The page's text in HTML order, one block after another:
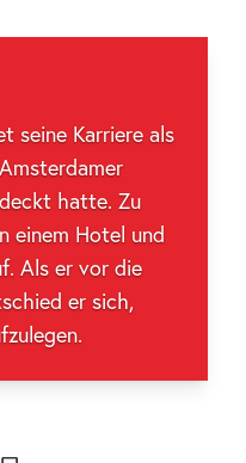
seine Karriere als
hatte. Zu
einem Hotel und
Als er vor die
er sich,